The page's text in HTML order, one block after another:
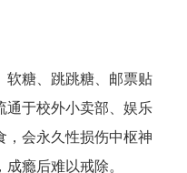
软糖、跳跳糖、邮票贴
通于校外小卖部、娱乐
，会永久性损伤中枢神
瘾后难以戒除。